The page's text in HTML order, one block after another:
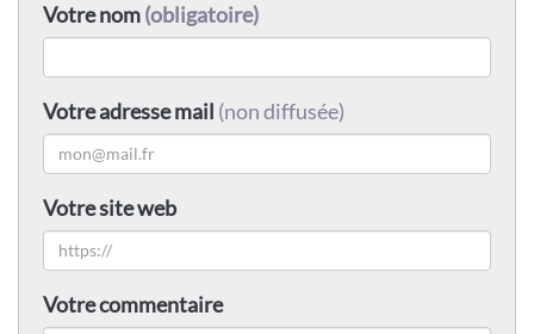
Votre nom(obligatoire)
Votre adresse mail (non diffusée)
Votre site web
Votre commentaire